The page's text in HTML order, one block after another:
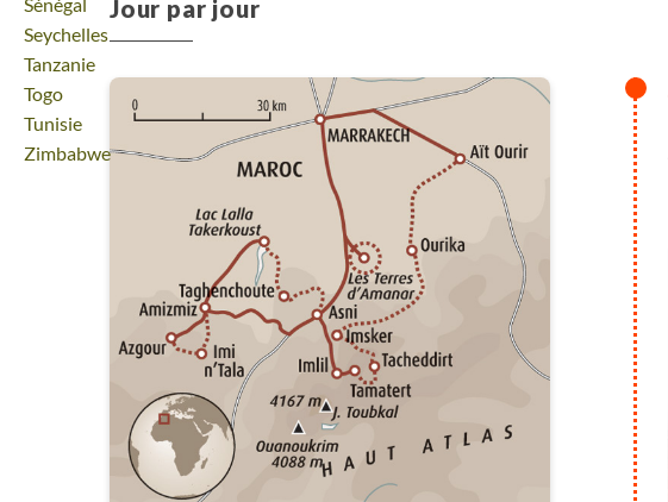
Voyage
Sénégal
Voyage
Seychelles
Voyage
Tanzanie
Voyage
Togo
Voyage
Tunisie
Voyage
Zimbabwe
Jour par jour